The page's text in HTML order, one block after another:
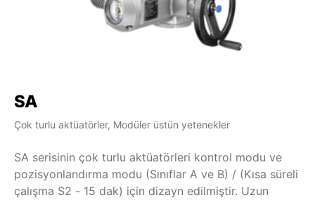
SA
Çok turlu aktüatörler, Modüler üstün yetenekler
SA serisinin çok turlu aktüatörleri kontrol modu ve
pozisyonlandırma modu (Sınıflar A ve B) / (Kısa süreli
çalışma S2 - 15 dak) için dizayn edilmiştir. Uzun